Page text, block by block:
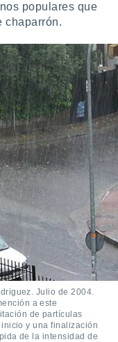
populares que
chaparrón.
Julio de 2004.
a este
de partículas
y una finalización
de la intensidad de